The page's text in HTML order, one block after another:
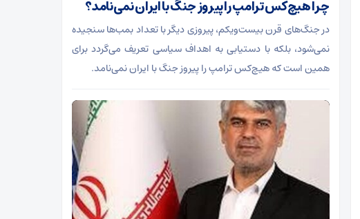
چرا هیچ‌کس ترامپ را پیروز جنگ با ایران نمی‌نامد؟
در جنگ‌های قرن بیست‌ویکم، پیروزی دیگر با تعداد بمب‌ها سنجیده
نمی‌شود، بلکه با دستیابی به اهداف سیاسی تعریف می‌گردد برای
همین است که هیچ‌کس ترامپ را پیروز جنگ با ایران نمی‌نامد.